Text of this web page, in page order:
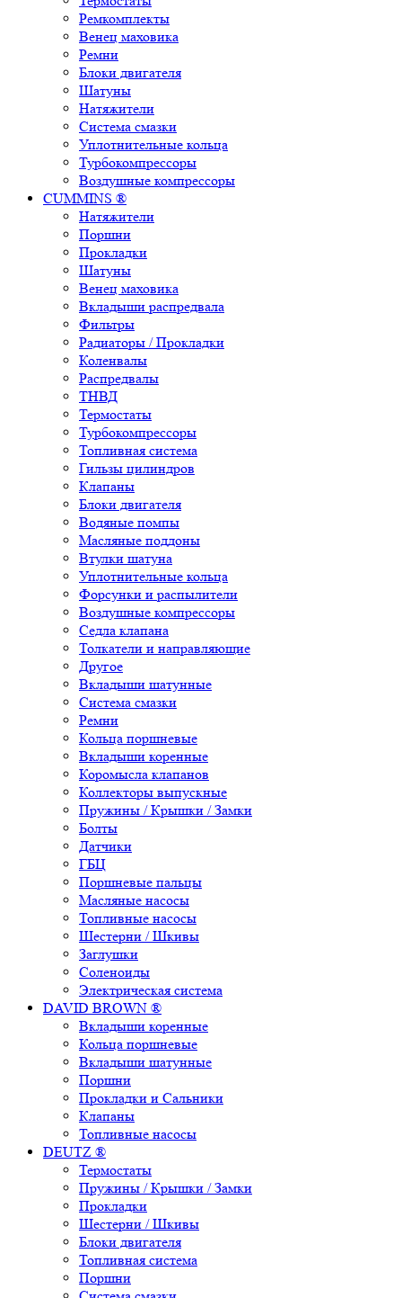
Ремкомплекты
Венец маховика
Ремни
Блоки двигателя
Шатуны
Натяжители
Система смазки
Уплотнительные кольца
Турбокомпрессоры
Воздушные компрессоры
CUMMINS ®
Натяжители
Поршни
Прокладки
Шатуны
Венец маховика
Вкладыши распредвала
Фильтры
Радиаторы / Прокладки
Коленвалы
Распредвалы
ТНВД
Термостаты
Турбокомпрессоры
Топливная система
Гильзы цилиндров
Клапаны
Блоки двигателя
Водяные помпы
Масляные поддоны
Втулки шатуна
Уплотнительные кольца
Форсунки и распылители
Воздушные компрессоры
Седла клапана
Толкатели и направляющие
Другое
Вкладыши шатунные
Система смазки
Ремни
Кольца поршневые
Вкладыши коренные
Коромысла клапанов
Коллекторы выпускные
Пружины / Крышки / Замки
Болты
Датчики
ГБЦ
Поршневые пальцы
Масляные насосы
Топливные насосы
Шестерни / Шкивы
Заглушки
Соленоиды
Электрическая система
DAVID BROWN ®
Вкладыши коренные
Кольца поршневые
Вкладыши шатунные
Поршни
Прокладки и Сальники
Клапаны
Топливные насосы
DEUTZ ®
Термостаты
Пружины / Крышки / Замки
Прокладки
Шестерни / Шкивы
Блоки двигателя
Топливная система
Поршни